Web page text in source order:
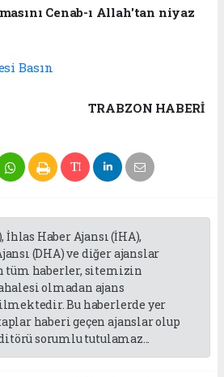
Cenab-ı Allah'tan niyaz
Basın
TRABZON HABERİ
İhlas Haber Ajansı (İHA),
(DHA) ve diğer ajanslar
tüm haberler, sitemizin
olmadan ajans
Bu haberlerde yer
haberi geçen ajanslar olup
sorumlu tutulamaz...